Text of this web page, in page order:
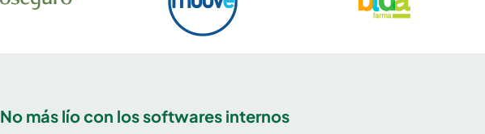
No más lío con los softwares internos